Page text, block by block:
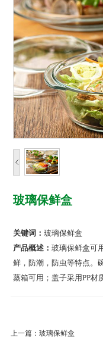
玻璃保鲜盒
关键词：玻璃保鲜盒
产品概述：玻璃保鲜盒可
鲜，防潮，防虫等特点。
蒸箱可用；盖子采用PP材
上一篇： 玻璃保鲜盒